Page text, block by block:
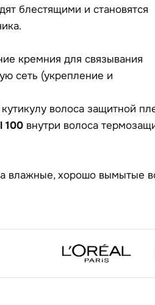
блестящими и становятся
кремния для связывания
сеть (укрепление и
волоса защитной
100 внутри волоса
влажные, хорошо вымытые